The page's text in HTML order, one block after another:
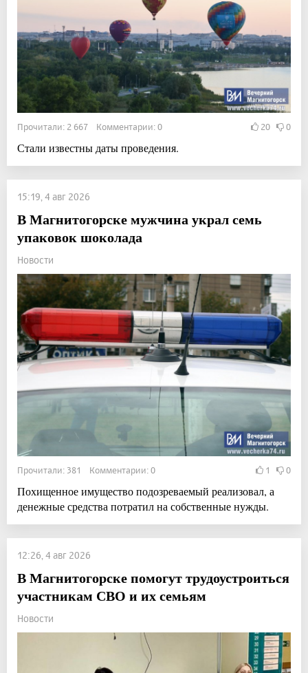
Прочитали: 2 667 Комментарии: 0 20 0
Стали известны даты проведения.
15:19, 4 авг 2026
В Магнитогорске мужчина украл семь
упаковок шоколада
Новости
Прочитали: 381 Комментарии: 0 1 0
Похищенное имущество подозреваемый реализовал, а
денежные средства потратил на собственные нужды.
12:26, 4 авг 2026
В Магнитогорске помогут трудоустроиться
участникам СВО и их семьям
Новости